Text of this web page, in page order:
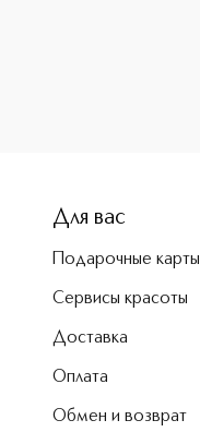
Для вас
Подарочные карты
Сервисы красоты
Доставка
Оплата
Обмен и возврат